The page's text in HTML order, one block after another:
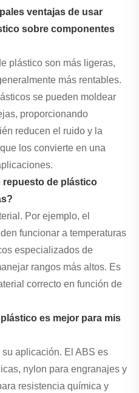
ventajas de usar
sobre componentes
plástico son más ligeras,
más rentables.
se pueden moldear
proporcionando
reducen el ruido y la
los convierte en una
repuesto de plástico
Por ejemplo, el
funcionar a temperaturas
especializados de
rangos más altos. Es
correcto en función de
es mejor para mis
aplicación. El ABS es
nylon para engranajes y
resistencia química y